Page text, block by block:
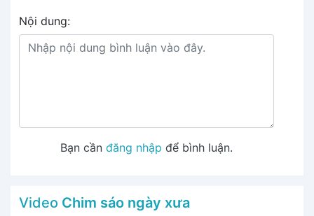
Nội dung:
Bạn cần đăng nhập để bình luận.
Video Chim sáo ngày xưa